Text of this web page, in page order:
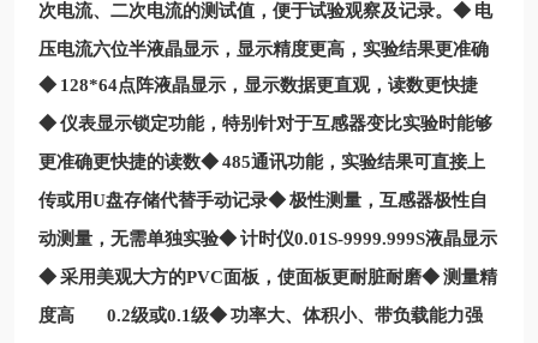
次电流、二次电流的测试值，便于试验观察及记录。◆ 电
压电流六位半液晶显示，显示精度更高，实验结果更准确
◆ 128*64点阵液晶显示，显示数据更直观，读数更快捷
◆仪表显示锁定功能，特别针对于互感器变比实验时能够
更准确更快捷的读数◆485通讯功能，实验结果可直接上
传或用U盘存储代替手动记录◆极性测量，互感器极性自
动测量，无需单独实验◆计时仪0.01S-9999.999S液晶显示
◆采用美观大方的PVC面板，使面板更耐脏耐磨◆测量精
度高
0.2级或0.1级◆功率大、体积小、带负载能力强